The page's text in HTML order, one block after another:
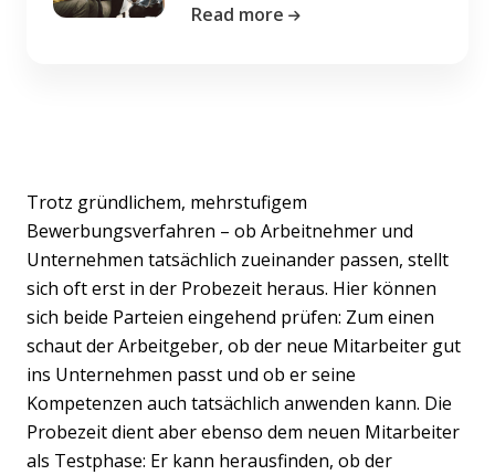
Read more
Trotz gründlichem, mehrstufigem
Bewerbungsverfahren – ob Arbeitnehmer und
Unternehmen tatsächlich zueinander passen, stellt
sich oft erst in der Probezeit heraus. Hier können
sich beide Parteien eingehend prüfen: Zum einen
schaut der Arbeitgeber, ob der neue Mitarbeiter gut
ins Unternehmen passt und ob er seine
Kompetenzen auch tatsächlich anwenden kann. Die
Probezeit dient aber ebenso dem neuen Mitarbeiter
als Testphase: Er kann herausfinden, ob der